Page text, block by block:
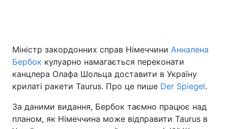
Міністр закордонних справ Німеччини Анналена
Бербок кулуарно намагається переконати
канцлера Олафа Шольца доставити в Україну
крилаті ракети Taurus. Про це пише Der Spiegel.
За даними видання, Бербок таємно працює над
планом, як Німеччина може відправити Taurus в